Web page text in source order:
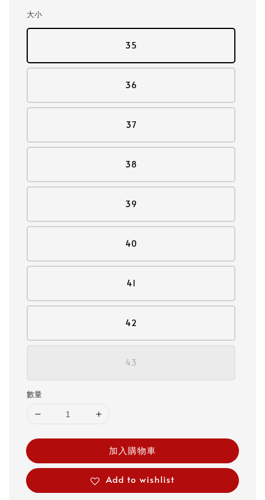
大小
35
36
37
38
39
40
41
42
43
數量
加入購物車
Add to wishlist